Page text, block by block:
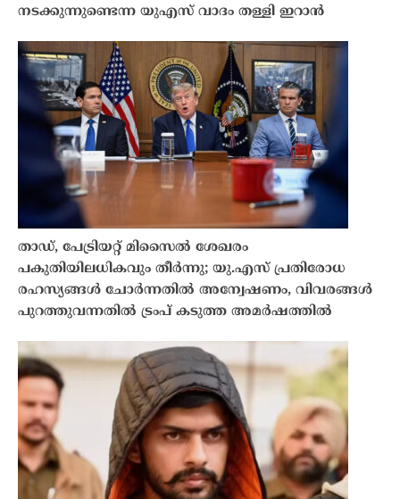
നടക്കുന്നുണ്ടെന്ന യുഎസ് വാദം തള്ളി ഇറാൻ
താഡ്, പേട്രിയറ്റ് മിസൈൽ ശേഖരം
പകുതിയിലധികവും തീർന്നു; യു.എസ് പ്രതിരോധ
രഹസ്യങ്ങൾ ചോർന്നതിൽ അന്വേഷണം, വിവരങ്ങൾ
പുറത്തുവന്നതിൽ ട്രംപ് കടുത്ത അമർഷത്തിൽ